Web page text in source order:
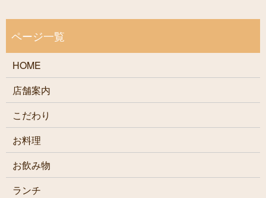
HOME
店舗案内
こだわり
お料理
お飲み物
ランチ